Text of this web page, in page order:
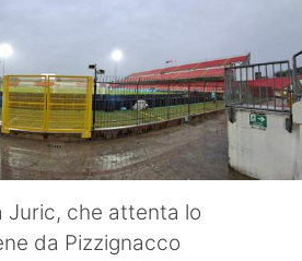
Juric, che attenta lo
da Pizzignacco